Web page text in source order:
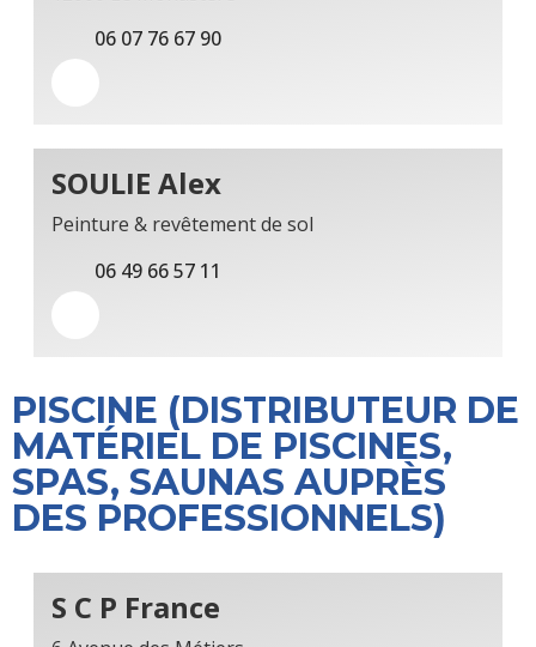
06 07 76 67 90
SOULIE Alex
Peinture & revêtement de sol
06 49 66 57 11
PISCINE (DISTRIBUTEUR DE
MATÉRIEL DE PISCINES,
SPAS, SAUNAS AUPRÈS
DES PROFESSIONNELS)
S C P France